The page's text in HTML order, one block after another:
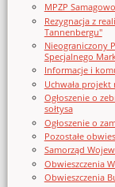
MPZP
Rezygnacja z
Tannenbergu"
Nieograniczony
Specjalnego
Informacje i
Uchwała
Ogłoszenie o
sołtysa
Ogłoszenie o
Pozostałe
Samorząd
Obwieszczenia
Obwieszczenia